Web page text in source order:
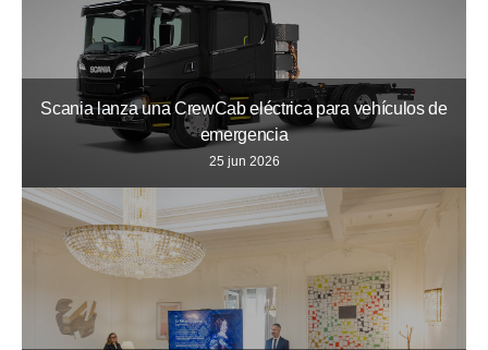
Scania lanza una CrewCab eléctrica para vehículos de
emergencia
25 jun 2026